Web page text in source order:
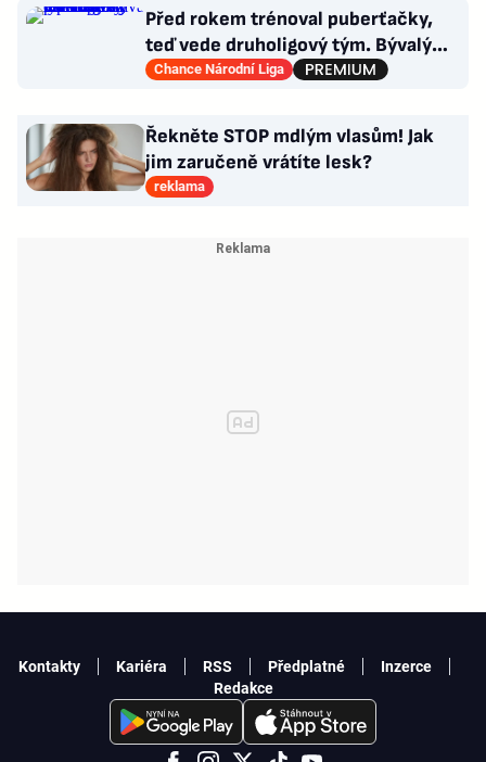
Před rokem trénoval puberťačky,
teď vede druholigový tým. Bývalý
reportér zažívá raketový vzestup
Chance Národní Liga
Řekněte STOP mdlým vlasům! Jak
jim zaručeně vrátíte lesk?
reklama
Kontakty Kariéra RSS Předplatné
Inzerce
Redakce